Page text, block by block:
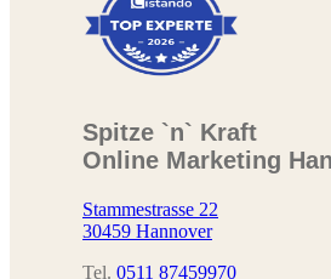
Spitze `n` Kraft
Online Marketing
Stammestrasse 22
30459 Hannover
Tel. 0511 87459970